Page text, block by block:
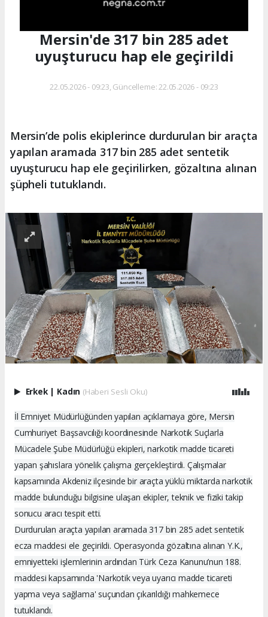
Mersin'de 317 bin 285 adet
uyuşturucu hap ele geçirildi
22.05.2026 - 09:23, Güncelleme: 22.05.2026 - 09:23
Mersin’de polis ekiplerince durdurulan bir araçta
yapılan aramada 317 bin 285 adet sentetik
uyuşturucu hap ele geçirilirken, gözaltına alınan
şüpheli tutuklandı.
Erkek Kadın (Haberi Sesli Oku)
İl Emniyet Müdürlüğünden yapılan açıklamaya göre, Mersin
Cumhuriyet Başsavcılığı koordinesinde Narkotik Suçlarla
Mücadele Şube Müdürlüğü ekipleri, narkotik madde ticareti
yapan şahıslara yönelik çalışma gerçekleştirdi. Çalışmalar
kapsamında Akdeniz ilçesinde bir araçta yüklü miktarda narkotik
madde bulunduğu bilgisine ulaşan ekipler, teknik ve fiziki takip
sonucu aracı tespit etti.
Durdurulan araçta yapılan aramada 317 bin 285 adet sentetik
ecza maddesi ele geçirildi. Operasyonda gözaltına alınan Y.K.,
emniyetteki işlemlerinin ardından Türk Ceza Kanunu’nun 188.
maddesi kapsamında 'Narkotik veya uyarıcı madde ticareti
yapma veya sağlama' suçundan çıkarıldığı mahkemece
tutuklandı.